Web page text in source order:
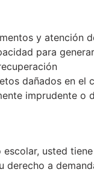
y atención
para
dañados en el
imprudente o
usted
a